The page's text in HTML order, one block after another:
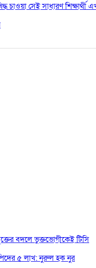
চাওয়া সেই সাধারণ
বদলে ভুক্তভোগীকেই টিসি
৫ লাখ: নুরুল হক নুর